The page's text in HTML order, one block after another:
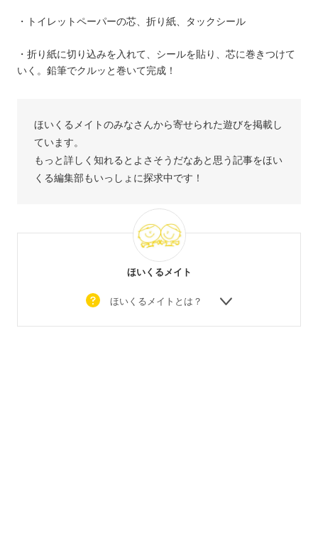
・トイレットペーパーの芯、折り紙、タックシール
・折り紙に切り込みを入れて、シールを貼り、芯に巻きつけて
いく。鉛筆でクルッと巻いて完成！
ほいくるメイトのみなさんから寄せられた遊びを掲載し
ています。
もっと詳しく知れるとよさそうだなあと思う記事をほい
くる編集部もいっしょに探求中です！
ほいくるメイト
ほいくるメイトとは？